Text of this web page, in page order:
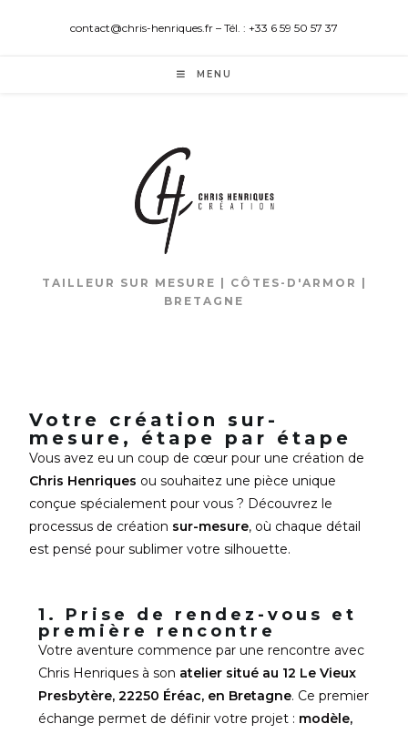
contact@chris-henriques.fr – Tél. : +33 6 59 50 57 37
MENU
TAILLEUR SUR MESURE | CÔTES-D'ARMOR |
BRETAGNE
Votre création sur-
mesure, étape par étape
Vous avez eu un coup de cœur pour une création de
Chris Henriques ou souhaitez une pièce unique
conçue spécialement pour vous ? Découvrez le
processus de création sur-mesure, où chaque détail
est pensé pour sublimer votre silhouette.
1. Prise de rendez-vous et
première rencontre
Votre aventure commence par une rencontre avec
Chris Henriques à son atelier situé au 12 Le Vieux
Presbytère, 22250 Éréac, en Bretagne. Ce premier
échange permet de définir votre projet : modèle,